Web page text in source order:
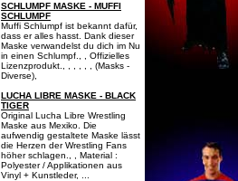
SCHLUMPF MASKE - MUFFI
SCHLUMPF
Muffi Schlumpf ist bekannt dafür,
dass er alles hasst. Dank dieser
Maske verwandelst du dich im Nu
in einen Schlumpf., , Offizielles
Lizenzprodukt., , , , , , (Masks -
Diverse),
LUCHA LIBRE MASKE - BLACK
TIGER
Original Lucha Libre Wrestling
Maske aus Mexiko. Die
aufwendig gestaltete Maske lässt
die Herzen der Wrestling Fans
höher schlagen., , Material :
Polyester / Applikationen aus
Vinyl + Kunstleder, ...